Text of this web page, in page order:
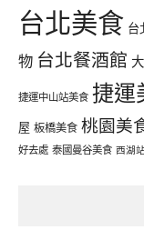
台北美食 台
物 台北餐酒館
捷運中山站美食 捷運
屋 板橋美食 桃園美
好去處 泰國曼谷美食 西湖